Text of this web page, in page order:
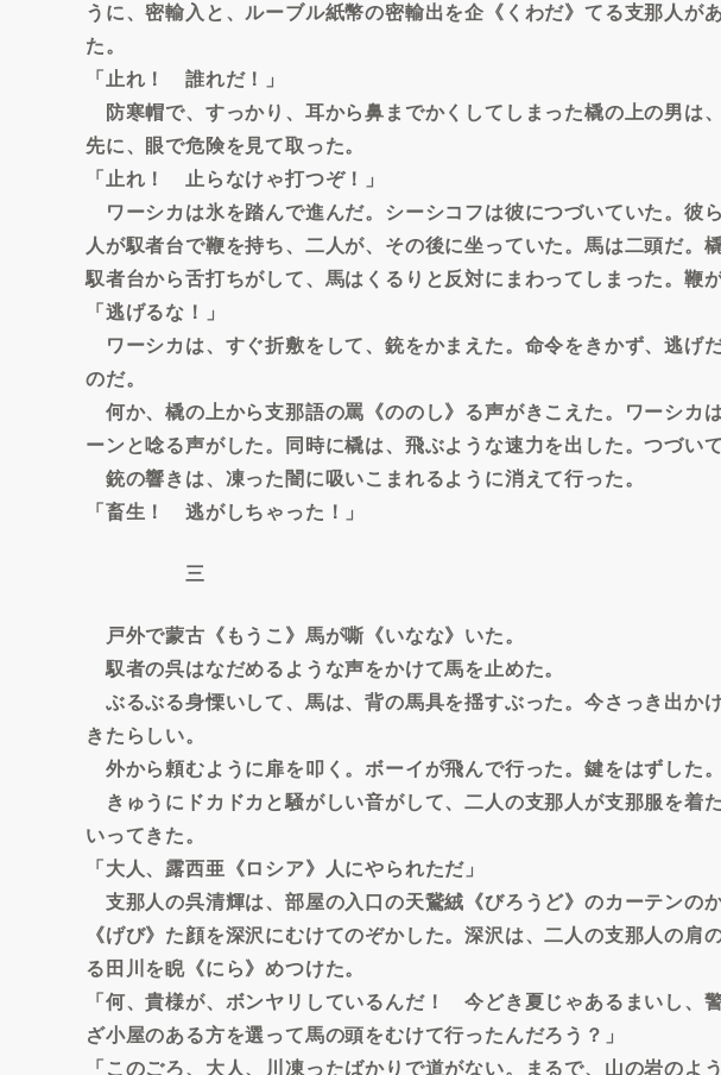
うに、密輸入と、ルーブル紙幣の密輸出を企《くわだ》てる支那人が
た。
「止れ！ 誰れだ！」
防寒帽で、すっかり、耳から鼻までかくしてしまった橇の上の男は
先に、眼で危険を見て取った。
「止れ！ 止らなけゃ打つぞ！」
ワーシカは氷を踏んで進んだ。シーシコフは彼につづいていた。彼
人が馭者台で鞭を持ち、二人が、その後に坐っていた。馬は二頭だ。
馭者台から舌打ちがして、馬はくるりと反対にまわってしまった。鞭
「逃げるな！」
ワーシカは、すぐ折敷をして、銃をかまえた。命令をきかず、逃げ
のだ。
何か、橇の上から支那語の罵《ののし》る声がきこえた。ワーシカ
ーンと唸る声がした。同時に橇は、飛ぶような速力を出した。つづい
銃の響きは、凍った闇に吸いこまれるように消えて行った。
「畜生！ 逃がしちゃった！」
三
戸外で蒙古《もうこ》馬が嘶《いなな》いた。
馭者の呉はなだめるような声をかけて馬を止めた。
ぶるぶる身慄いして、馬は、背の馬具を揺すぶった。今さっき出か
きたらしい。
外から頼むように扉を叩く。ボーイが飛んで行った。鍵をはずした。
きゅうにドカドカと騒がしい音がして、二人の支那人が支那服を着
いってきた。
「大人、露西亜《ロシア》人にやられただ」
支那人の呉清輝は、部屋の入口の天鵞絨《びろうど》のカーテンの
《げび》た顔を深沢にむけてのぞかした。深沢は、二人の支那人の肩
る田川を睨《にら》めつけた。
「何、貴様が、ボンヤリしているんだ！ 今どき夏じゃあるまいし、
ざ小屋のある方を選って馬の頭をむけて行ったんだろう？」
「このごろ、大人、川凍ったばかりで道がない。まるで、山の岩のよ